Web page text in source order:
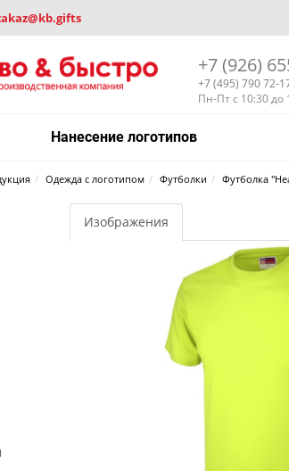
+7 (926)
+7 (495) 790 72-
Пн-Пт с 10:30 до
Нанесение логотипов
Одежда с логотипом Футболки Футболка
Изображения